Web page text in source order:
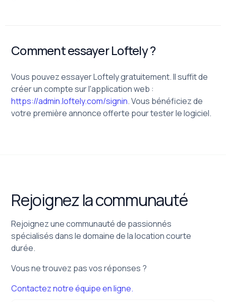
Comment essayer Loftely ?
Vous pouvez essayer Loftely gratuitement. Il suffit de
créer un compte sur l'application web :
https://admin.loftely.com/signin. Vous bénéficiez de
votre première annonce offerte pour tester le logiciel.
Rejoignez la communauté
Rejoignez une communauté de passionnés
spécialisés dans le domaine de la location courte
durée.
Vous ne trouvez pas vos réponses ?
Contactez notre équipe en ligne.